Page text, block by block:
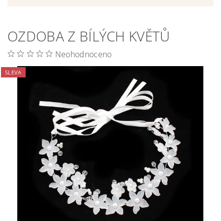
OZDOBA Z BÍLÝCH KVĚTŮ
Neohodnoceno
SLEVA